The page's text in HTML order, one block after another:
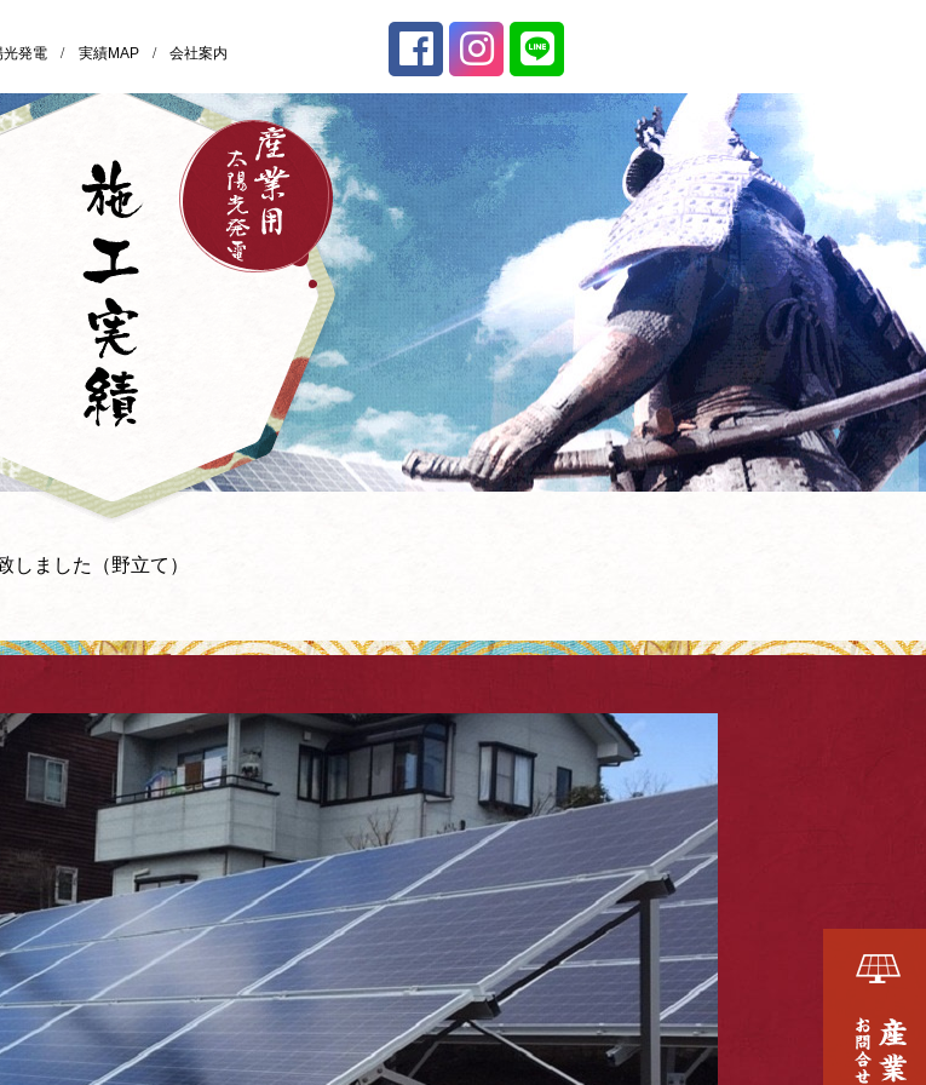
光発電 / 実績MAP / 会社案内
しました（野立て）